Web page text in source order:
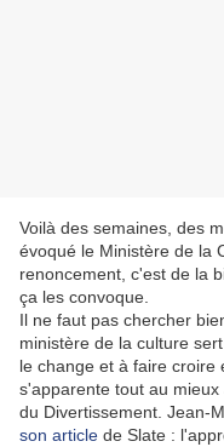
Voilà des semaines, des
évoqué le Ministère de la
renoncement, c'est de la
ça les convoque.
Il ne faut pas chercher
ministère de la culture
le change et à faire croire
s'apparente tout au
du Divertissement. Jean-
son article de Slate :